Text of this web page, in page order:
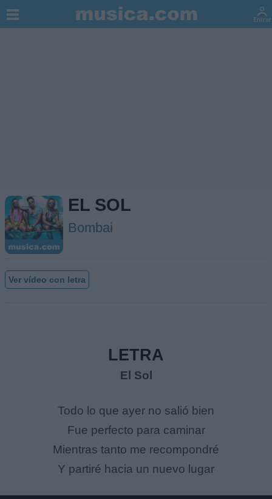
EL SOL
Bombai
Ver vídeo con letra
LETRA
El Sol
Todo lo que ayer no salió bien
Fue perfecto para caminar
Mientras tanto me recompondré
Y partiré hacia un nuevo lugar